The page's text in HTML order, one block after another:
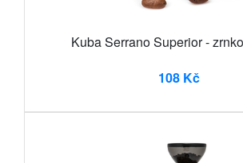
Kuba Serrano Superior -
108 Kč